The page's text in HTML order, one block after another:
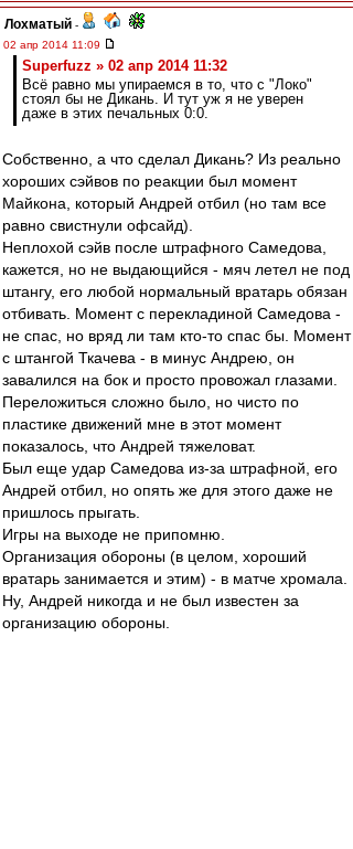
Лохматый -
02 апр 2014 11:09
Superfuzz » 02 апр 2014 11:32
Всё равно мы упираемся в то, что с "Локо"
стоял бы не Дикань. И тут уж я не уверен
даже в этих печальных 0:0.
Собственно, а что сделал Дикань? Из реально
хороших сэйвов по реакции был момент
Майкона, который Андрей отбил (но там все
равно свистнули офсайд).
Неплохой сэйв после штрафного Самедова,
кажется, но не выдающийся - мяч летел не под
штангу, его любой нормальный вратарь обязан
отбивать. Момент с перекладиной Самедова -
не спас, но вряд ли там кто-то спас бы. Момент
с штангой Ткачева - в минус Андрею, он
завалился на бок и просто провожал глазами.
Переложиться сложно было, но чисто по
пластике движений мне в этот момент
показалось, что Андрей тяжеловат.
Был еще удар Самедова из-за штрафной, его
Андрей отбил, но опять же для этого даже не
пришлось прыгать.
Игры на выходе не припомню.
Организация обороны (в целом, хороший
вратарь занимается и этим) - в матче хромала.
Ну, Андрей никогда и не был известен за
организацию обороны.